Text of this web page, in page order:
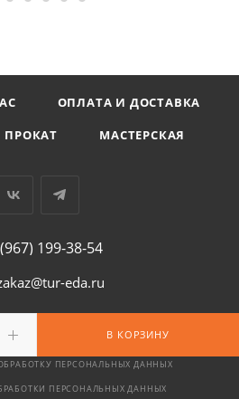
В КОРЗИНУ
ОПЛАТА И ДОСТАВКА
ПРОКАТ МАСТЕРСКАЯ
199-38-54
eda.ru
ПЕРСОНАЛЬНЫХ ДАННЫХ
ПЕРСОНАЛЬНЫХ ДАННЫХ